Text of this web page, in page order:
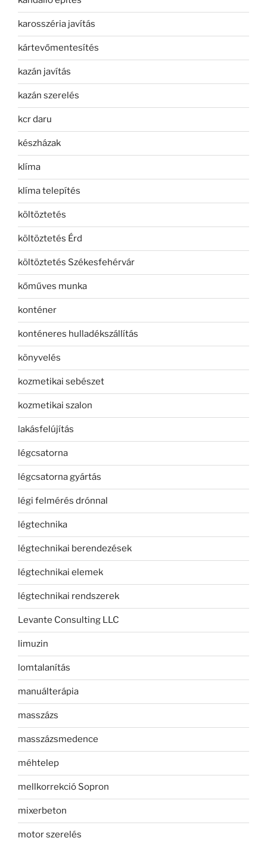
karosszéria javítás
kártevőmentesítés
kazán javítás
kazán szerelés
kcr daru
készházak
klíma
klíma telepítés
költöztetés
költöztetés Érd
költöztetés Székesfehérvár
kőműves munka
konténer
konténeres hulladékszállítás
könyvelés
kozmetikai sebészet
kozmetikai szalon
lakásfelújítás
légcsatorna
légcsatorna gyártás
légi felmérés drónnal
légtechnika
légtechnikai berendezések
légtechnikai elemek
légtechnikai rendszerek
Levante Consulting LLC
limuzin
lomtalanítás
manuálterápia
masszázs
masszázsmedence
méhtelep
mellkorrekció Sopron
mixerbeton
motor szerelés